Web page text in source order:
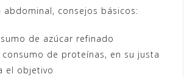
abdominal, consejos básicos:
de azúcar refinado
de proteínas, en su justa
el objetivo